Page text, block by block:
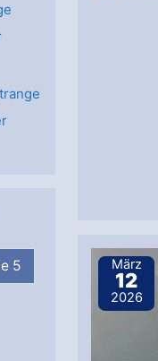
5 März
12
2026